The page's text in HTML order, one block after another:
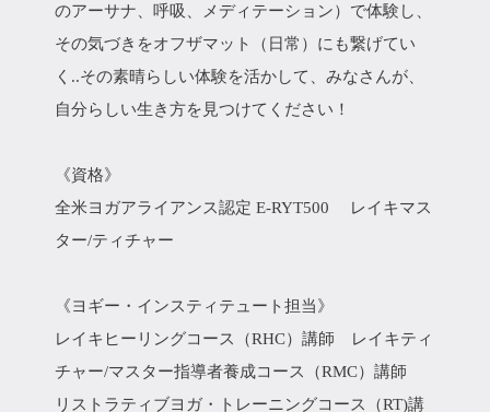
のアーサナ、呼吸、メディテーション）で体験し、
その気づきをオフザマット（日常）にも繋げてい
く..その素晴らしい体験を活かして、みなさんが、
自分らしい生き方を見つけてください！
《資格》
全米ヨガアライアンス認定 E-RYT500 レイキマス
ター/ティチャー
《ヨギー・インスティテュート担当》
レイキヒーリングコース（RHC）講師 レイキティ
チャー/マスター指導者養成コース（RMC）講師
リストラティブヨガ・トレーニングコース（RT)講